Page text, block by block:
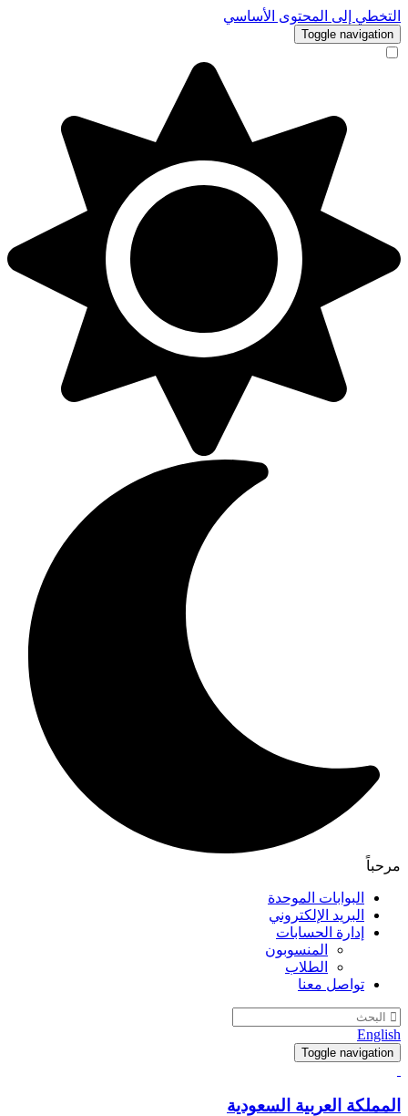
التخطي إلى المحتوى الأساسي
Toggle navigation
مرحباً
البوابات الموحدة
البريد الإلكتروني
إدارة الحسابات
المنسوبون
الطلاب
تواصل معنا
English
Toggle navigation
المملكة العربية السعودية